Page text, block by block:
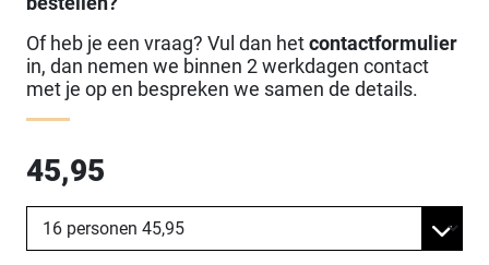
Of heb je een vraag? Vul dan hetcontactformulier
in, dan nemen we binnen 2 werkdagen contact
met je op en bespreken we samen de details.
45,95